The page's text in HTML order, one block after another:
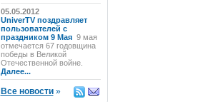
05.05.2012
UniverTV поздравляет
пользователей с
праздником 9 Мая 9 мая
отмечается 67 годовщина
победы в Великой
Отечественной войне.
Далее...
Все новости»